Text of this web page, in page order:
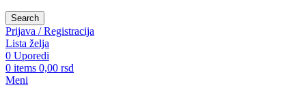
Search
Prijava / Registracija
Lista želja
0 Uporedi
0 items 0,00 rsd
Meni